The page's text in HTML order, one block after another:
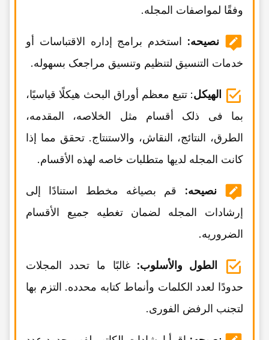
وفقًا لمواصفات المجله.
نصیحه: استخدم برامج إداره الاقتباسات أو
خدمات التنسیق لتنظیم وتنسیق مراجعک بسهوله.
الهیکل: تتبع معظم أوراق البحث هیکلًا قیاسیًا،
بما فی ذلک أقسام مثل الخلاصه، المقدمه،
الطرق، النتائج، النقاش، والاستنتاج. تحقق مما إذا
کانت المجله لدیها متطلبات خاصه لهذه الأقسام.
نصیحه: قم بصیاغه مخطط استنادًا إلى
إرشادات المجله لضمان تغطیه جمیع الأقسام
الضروریه.
الطول والأسلوب: غالبًا ما تحدد المجلات
حدودًا لعدد الکلمات وأنماط کتابه محدده. التزم بها
لتجنب الرفض الفوری.